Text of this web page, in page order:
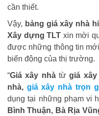
cần thiết.
Vậy, bảng giá xây nhà
Xây dựng TLT xin mời
được những thông tin
biến động của thị trường.
“Giá xây nhàtừ giá
nhà, giá xây nhà trọn
dụng tại những phạm vi
Bình Thuận, Bà Rịa